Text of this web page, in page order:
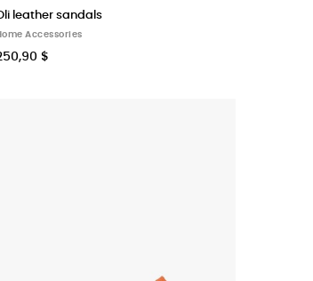
leather sandals
Accessories
$